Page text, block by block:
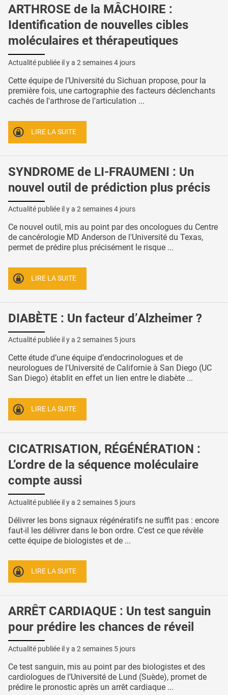
ARTHROSE de la MÂCHOIRE :
Identification de nouvelles cibles
moléculaires et thérapeutiques
Actualité publiée il y a 2 semaines 4 jours
Cette équipe de l’Université du Sichuan propose, pour la
première fois, une cartographie des facteurs déclenchants
cachés de l'arthrose de l'articulation ...
LIRE LA SUITE
SYNDROME de LI-FRAUMENI : Un
nouvel outil de prédiction plus précis
Actualité publiée il y a 2 semaines 4 jours
Ce nouvel outil, mis au point par des oncologues du Centre
de cancérologie MD Anderson de l'Université du Texas,
permet de prédire plus précisément le risque ...
LIRE LA SUITE
DIABÈTE : Un facteur d’Alzheimer ?
Actualité publiée il y a 2 semaines 5 jours
Cette étude d’une équipe d’endocrinologues et de
neurologues de l'Université de Californie à San Diego (UC
San Diego) établit en effet un lien entre le diabète ...
LIRE LA SUITE
CICATRISATION, RÉGÉNÉRATION :
L’ordre de la séquence moléculaire
compte aussi
Actualité publiée il y a 2 semaines 5 jours
Délivrer les bons signaux régénératifs ne suffit pas : encore
faut-il les délivrer dans le bon ordre. C'est ce que révèle
cette équipe de biologistes et de ...
LIRE LA SUITE
ARRÊT CARDIAQUE : Un test sanguin
pour prédire les chances de réveil
Actualité publiée il y a 2 semaines 5 jours
Ce test sanguin, mis au point par des biologistes et des
cardiologues de l’Université de Lund (Suède), promet de
prédire le pronostic après un arrêt cardiaque ...